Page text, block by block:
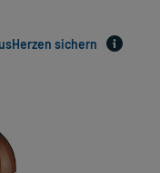
sichern